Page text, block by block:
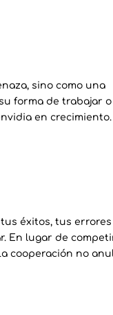
sino como una
forma de trabajar o
en crecimiento.
éxitos, tus errores
En lugar de
cooperación no